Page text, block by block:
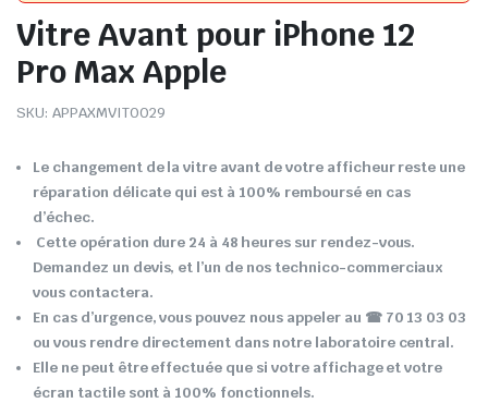
Vitre Avant pour iPhone 12
Pro Max Apple
SKU: APPAXMVIT0029
Le changement de la vitre avant de votre afficheur reste une
réparation délicate qui est à 100% remboursé en cas
d’échec.
Cette opération dure 24 à 48 heures sur rendez-vous.
Demandez un devis, et l’un de nos technico-commerciaux
vous contactera.
En cas d’urgence, vous pouvez nous appeler au ☎ 70 13 03 03
ou vous rendre directement dans notre laboratoire central.
Elle ne peut être effectuée que si votre affichage et votre
écran tactile sont à 100% fonctionnels.